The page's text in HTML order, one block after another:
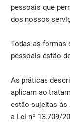
pessoais que
dos nossos
Todas as formas
pessoais estão
As práticas
aplicam ao
estão sujeitas às
a Lei nº 13.709/